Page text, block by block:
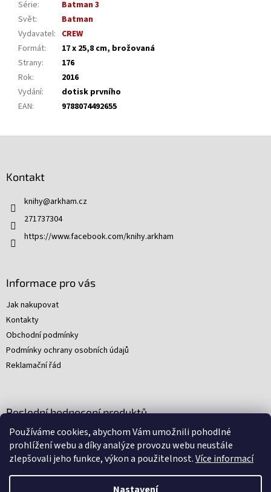
Používáme cookies, abychom Vám umožnili pohodlné
prohlížení webu a díky analýze provozu webu neustále
zlepšovali jeho funkce, výkon a použitelnost.Více informací
Série:
Batman 3
Svět:
Batman
Vydavatel: CREW
Formát:
17 x 25,8 cm, brožovaná
Strany:
176
Rok:
2016
Vydání:
dotisk prvního
EAN: 9788074492655
Kontakt
knihy@arkham.cz
271737304
https://www.facebook.com/knihy.arkham
Informace pro vás
Jak nakupovat
Kontakty
Obchodní podmínky
Podmínky ochrany osobních údajů
Reklamační řád
Poslední hodnocení produktů
Young Indiana Jones a poklad na plantáži (A)
Hodnocení produktu je 5 z 5 hvězdiček.
|